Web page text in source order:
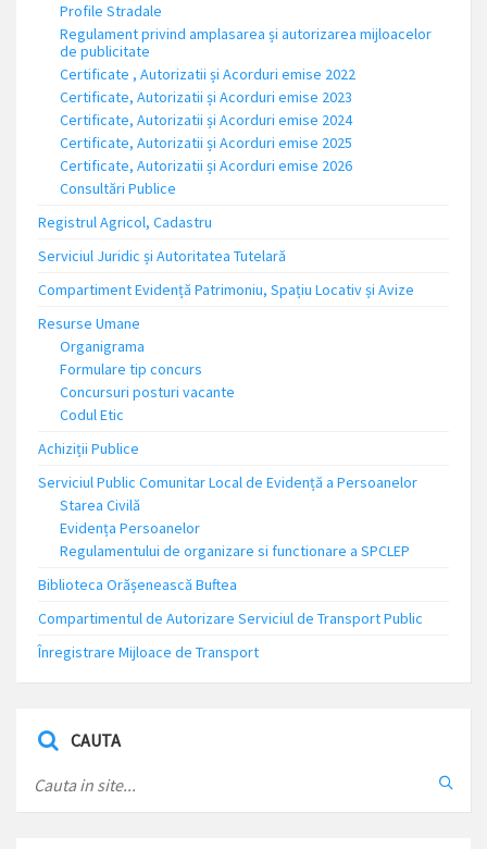
Profile Stradale
Regulament privind amplasarea și autorizarea mijloacelor
de publicitate
Certificate , Autorizatii și Acorduri emise 2022
Certificate, Autorizatii și Acorduri emise 2023
Certificate, Autorizatii și Acorduri emise 2024
Certificate, Autorizatii și Acorduri emise 2025
Certificate, Autorizatii și Acorduri emise 2026
Consultări Publice
Registrul Agricol, Cadastru
Serviciul Juridic și Autoritatea Tutelară
Compartiment Evidență Patrimoniu, Spațiu Locativ și Avize
Resurse Umane
Organigrama
Formulare tip concurs
Concursuri posturi vacante
Codul Etic
Achiziții Publice
Serviciul Public Comunitar Local de Evidență a Persoanelor
Starea Civilă
Evidența Persoanelor
Regulamentului de organizare si functionare a SPCLEP
Biblioteca Orășenească Buftea
Compartimentul de Autorizare Serviciul de Transport Public
Înregistrare Mijloace de Transport
CAUTA